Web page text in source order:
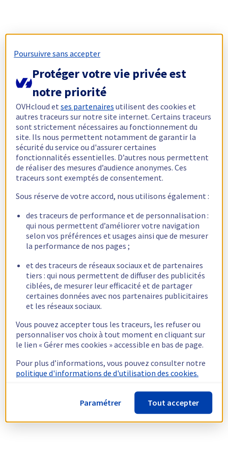
Poursuivre sans accepter
Protéger votre vie privée est
notre priorité
OVHcloud etses partenaires utilisent des cookies et
autres traceurs sur notre site internet. Certains traceurs
sont strictement nécessaires au fonctionnement du
site. Ils nous permettent notamment de garantir la
sécurité du service ou d'assurer certaines
fonctionnalités essentielles. D’autres nous permettent
de réaliser des mesures d’audience anonymes. Ces
traceurs sont exemptés de consentement.
Sous réserve de votre accord, nous utilisons également :
des traceurs de performance et de personnalisation :
qui nous permettent d’améliorer votre navigation
selon vos préférences et usages ainsi que de mesurer
la performance de nos pages ;
et des traceurs de réseaux sociaux et de partenaires
tiers : qui nous permettent de diffuser des publicités
ciblées, de mesurer leur efficacité et de partager
certaines données avec nos partenaires publicitaires
et les réseaux sociaux.
Vous pouvez accepter tous les traceurs, les refuser ou
personnaliser vos choix à tout moment en cliquant sur
le lien « Gérer mes cookies » accessible en bas de page.
Pour plus d’informations, vous pouvez consulter notre
politique d'informations de d'utilisation des cookies.
Paramétrer Tout accepter